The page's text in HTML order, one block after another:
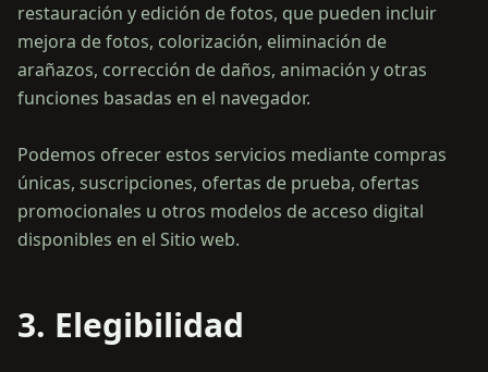
restauración y edición de fotos, que pueden incluir
mejora de fotos, colorización, eliminación de
arañazos, corrección de daños, animación y otras
funciones basadas en el navegador.
Podemos ofrecer estos servicios mediante compras
únicas, suscripciones, ofertas de prueba, ofertas
promocionales u otros modelos de acceso digital
3. Elegibilidad